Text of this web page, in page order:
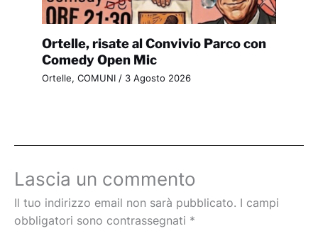
Ortelle, risate al Convivio Parco con
Comedy Open Mic
Ortelle, COMUNI/ 3 Agosto 2026
Lascia un commento
Il tuo indirizzo email non sarà pubblicato. I campi
obbligatori sono contrassegnati *